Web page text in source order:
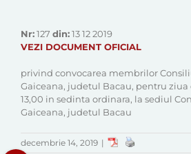
Nr:127 din:13 12 2019
VEZI DOCUMENT OFICIAL
privind convocarea membrilor
Gaiceana, judetul Bacau, pentru ziua
13,00 in sedinta ordinara, la sediul
Gaiceana, judetul Bacau
decembrie 14, 2019 |